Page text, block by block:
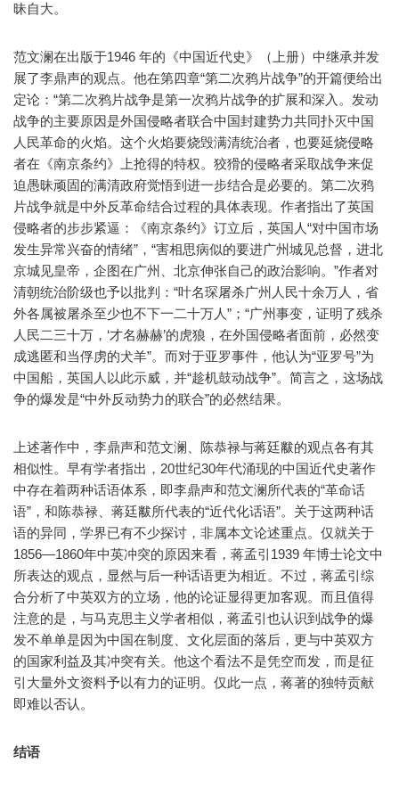
昧自大。
范文澜在出版于1946 年的《中国近代史》（上册）中继承并发
展了李鼎声的观点。他在第四章“第二次鸦片战争”的开篇便给出
定论：“第二次鸦片战争是第一次鸦片战争的扩展和深入。发动
战争的主要原因是外国侵略者联合中国封建势力共同扑灭中国
人民革命的火焰。这个火焰要烧毁满清统治者，也要延烧侵略
者在《南京条约》上抢得的特权。狡猾的侵略者采取战争来促
迫愚昧顽固的满清政府觉悟到进一步结合是必要的。第二次鸦
片战争就是中外反革命结合过程的具体表现。作者指出了英国
侵略者的步步紧逼：《南京条约》订立后，英国人“对中国市场
发生异常兴奋的情绪”，“害相思病似的要进广州城见总督，进北
京城见皇帝，企图在广州、北京伸张自己的政治影响。”作者对
清朝统治阶级也予以批判：“叶名琛屠杀广州人民十余万人，省
外各属被屠杀至少也不下一二十万人”；“广州事变，证明了残杀
人民二三十万，‘才名赫赫’的虎狼，在外国侵略者面前，必然变
成逃匿和当俘虏的犬羊”。而对于亚罗事件，他认为“亚罗号”为
中国船，英国人以此示威，并“趁机鼓动战争”。简言之，这场战
争的爆发是“中外反动势力的联合”的必然结果。
上述著作中，李鼎声和范文澜、陈恭禄与蒋廷黻的观点各有其
相似性。早有学者指出，20世纪30年代涌现的中国近代史著作
中存在着两种话语体系，即李鼎声和范文澜所代表的“革命话
语”，和陈恭禄、蒋廷黻所代表的“近代化话语”。关于这两种话
语的异同，学界已有不少探讨，非属本文论述重点。仅就关于
1856—1860年中英冲突的原因来看，蒋孟引1939 年博士论文中
所表达的观点，显然与后一种话语更为相近。不过，蒋孟引综
合分析了中英双方的立场，他的论证显得更加客观。而且值得
注意的是，与马克思主义学者相似，蒋孟引也认识到战争的爆
发不单单是因为中国在制度、文化层面的落后，更与中英双方
的国家利益及其冲突有关。他这个看法不是凭空而发，而是征
引大量外文资料予以有力的证明。仅此一点，蒋著的独特贡献
即难以否认。
结语